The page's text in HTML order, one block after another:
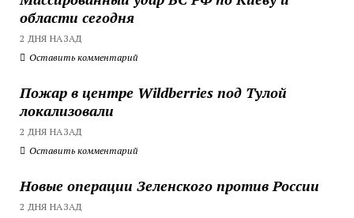
области сегодня
2 ДНЯ НАЗАД
Оставить комментарий
Пожар в центре Wildberries под Тулой
локализовали
2 ДНЯ НАЗАД
Оставить комментарий
Новые операции Зеленского против России
2 ДНЯ НАЗАД